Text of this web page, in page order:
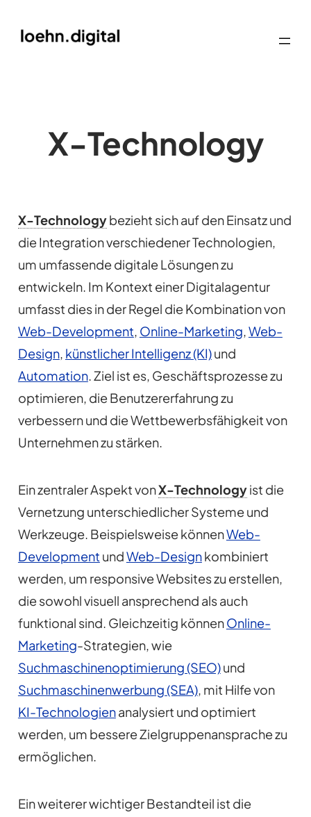
X-Technology
X-Technologybezieht sich auf den Einsatz und
die Integration verschiedener Technologien,
um umfassende digitale Lösungen zu
entwickeln. Im Kontext einer Digitalagentur
umfasst dies in der Regel die Kombination von
Web-Development, Online-Marketing,Web-
Design, künstlicher Intelligenz (KI)und
Automation. Ziel ist es, Geschäftsprozesse zu
optimieren, die Benutzererfahrung zu
verbessern und die Wettbewerbsfähigkeit von
Unternehmen zu stärken.
Ein zentraler Aspekt vonX-Technologyist die
Vernetzung unterschiedlicher Systeme und
Werkzeuge. Beispielsweise könnenWeb-
Development undWeb-Designkombiniert
werden, um responsive Websites zu erstellen,
die sowohl visuell ansprechend als auch
funktional sind. Gleichzeitig könnenOnline-
Marketing-Strategien, wie
Suchmaschinenoptimierung (SEO)und
Suchmaschinenwerbung (SEA), mit Hilfe von
KI-Technologienanalysiert und optimiert
werden, um bessere Zielgruppenansprache zu
ermöglichen.
Ein weiterer wichtiger Bestandteil ist die